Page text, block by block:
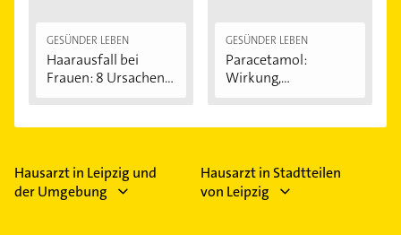
GESÜNDER LEBEN
Haarausfall bei
Frauen: 8 Ursachen...
GESÜNDER LEBEN
Paracetamol:
Wirkung,
Hausarzt in Leipzig und
der Umgebung
Hausarzt in Stadtteilen
von Leipzig